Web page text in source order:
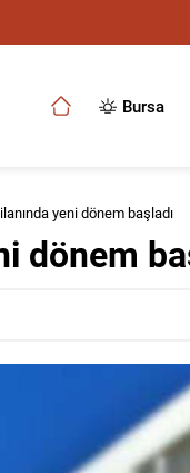
Bursa
yeni dönem başladı
dönem